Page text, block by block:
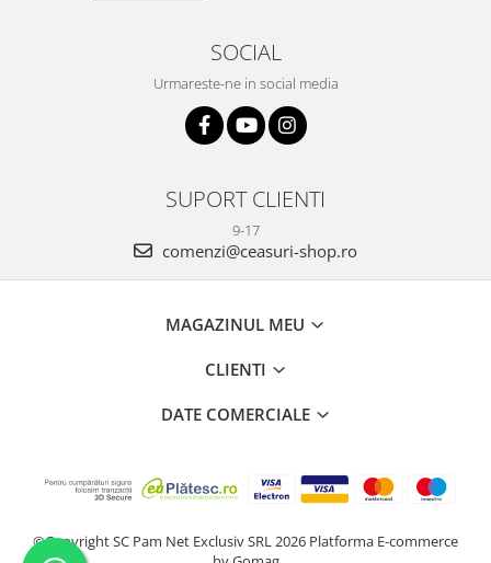
SOCIAL
Urmareste-ne in social media
SUPORT CLIENTI
9-17
comenzi@ceasuri-shop.ro
MAGAZINUL MEU
CLIENTI
DATE COMERCIALE
©Copyright SC Pam Net Exclusiv SRL 2026 Platforma E-commerce